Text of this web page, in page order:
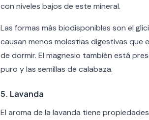
con niveles bajos de este mineral.
Las formas más biodisponibles son el
causan menos molestias digestivas
de dormir. El magnesio también está
puro y las semillas de calabaza.
5. Lavanda
El aroma de la lavanda tiene